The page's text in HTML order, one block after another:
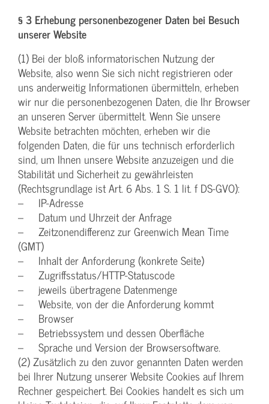
§ 3 Erhebung personenbezogener Daten bei Besuch
unserer Website
(1) Bei der bloß informatorischen Nutzung der
Website, also wenn Sie sich nicht registrieren oder
uns anderweitig Informationen übermitteln, erheben
wir nur die personenbezogenen Daten, die Ihr Browser
an unseren Server übermittelt. Wenn Sie unsere
Website betrachten möchten, erheben wir die
folgenden Daten, die für uns technisch erforderlich
sind, um Ihnen unsere Website anzuzeigen und die
Stabilität und Sicherheit zu gewährleisten
(Rechtsgrundlage ist Art. 6 Abs. 1 S. 1 lit. f DS-GVO):
– IP-Adresse
– Datum und Uhrzeit der Anfrage
– Zeitzonendifferenz zur Greenwich Mean Time
(GMT)
– Inhalt der Anforderung (konkrete Seite)
– Zugriffsstatus/HTTP-Statuscode
– jeweils übertragene Datenmenge
– Website, von der die Anforderung kommt
– Browser
– Betriebssystem und dessen Oberfläche
– Sprache und Version der Browsersoftware.
(2) Zusätzlich zu den zuvor genannten Daten werden
bei Ihrer Nutzung unserer Website Cookies auf Ihrem
Rechner gespeichert. Bei Cookies handelt es sich um